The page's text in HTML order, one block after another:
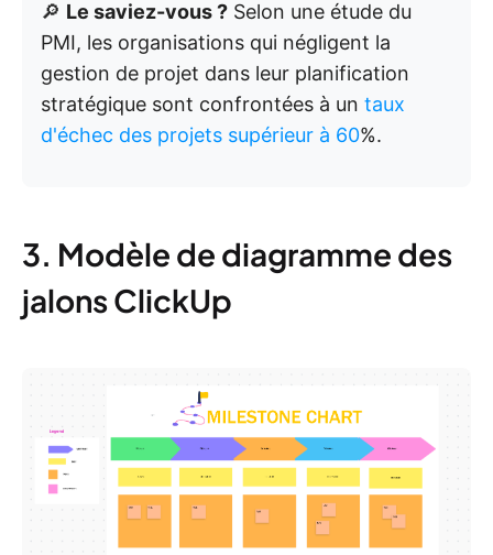
🔎 Le saviez-vous ? Selon une étude du
PMI, les organisations qui négligent la
gestion de projet dans leur planification
stratégique sont confrontées à un taux
d'échec des projets supérieur à 60%.
3. Modèle de diagramme des
jalons ClickUp